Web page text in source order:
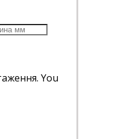
You